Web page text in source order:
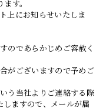
す。
上にお知らせいたしま
のであらかじめご容赦く
がございますので予めご
う当社よりご連絡する際
しますので、メールが届